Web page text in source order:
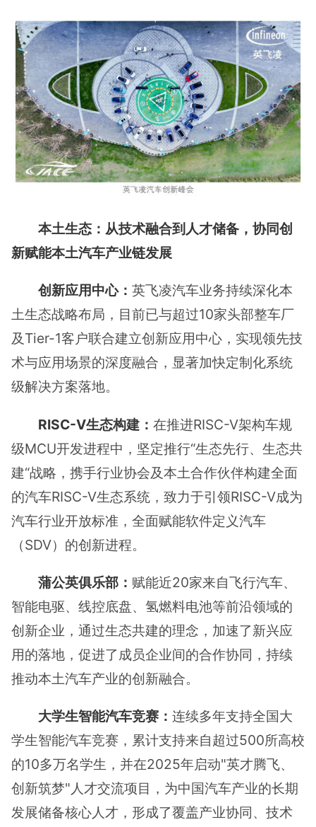
本土生态：从技术融合到人才储备，协同创
新赋能本土汽车产业链发展
创新应用中心：英飞凌汽车业务持续深化本
土生态战略布局，目前已与超过10家头部整车厂
及Tier-1客户联合建立创新应用中心，实现领先技
术与应用场景的深度融合，显著加快定制化系统
级解决方案落地。
RISC-V生态构建：在推进RISC-V架构车规
级MCU开发进程中，坚定推行“生态先行、生态共
建“战略，携手行业协会及本土合作伙伴构建全面
的汽车RISC-V生态系统，致力于引领RISC-V成为
汽车行业开放标准，全面赋能软件定义汽车
（SDV）的创新进程。
蒲公英俱乐部： 赋能近20家来自飞行汽车、
智能电驱、线控底盘、氢燃料电池等前沿领域的
创新企业，通过生态共建的理念，加速了新兴应
用的落地，促进了成员企业间的合作协同，持续
推动本土汽车产业的创新融合。
大学生智能汽车竞赛：连续多年支持全国大
学生智能汽车竞赛，累计支持来自超过500所高校
的10多万名学生，并在2025年启动"英才腾飞、
创新筑梦"人才交流项目，为中国汽车产业的长期
发展储备核心人才，形成了覆盖产业协同、技术